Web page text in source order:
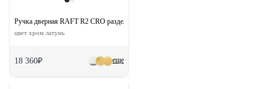
еще
Ручка дверная RAFT R2 CRO раздельная на круглой розетке
цвет хром латунь
18 360₽